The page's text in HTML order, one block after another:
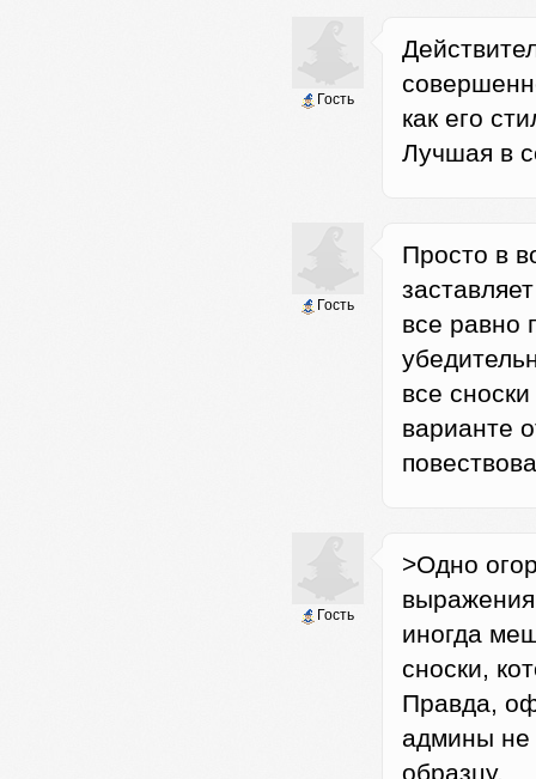
Гость
как его
Лучшая в
Гость
Просто в
все равно
все
варианте
Гость
>Одно
иногда
сноски,
Правда,
админы не
образцу.